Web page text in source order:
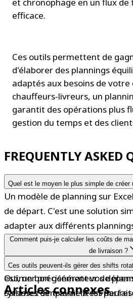
et chronophage en un flux
efficace.
Ces outils permettent de
d'élaborer des plannings
adaptés aux besoins de votre
chauffeurs-livreurs, un
garantit des opérations plus
gestion du temps et des
FREQUENTLY ASKED
Quel est le moyen le plus simple de créer
Un modèle de planning sur
de départ. C'est une solution
adapter aux différents
Comment puis-je calculer les coûts de
de livraison ?
L'utilisation d'un calculateur de
estimer précisément vos
Saisissez simplement les
Ces outils peuvent-ils gérer des shifts
Oui, un bon générateur de
rythmes de travail. Il est
Articles connexes